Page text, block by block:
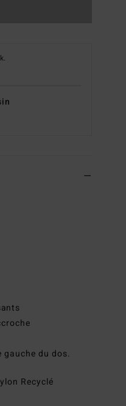
gauche du dos.
Recyclé